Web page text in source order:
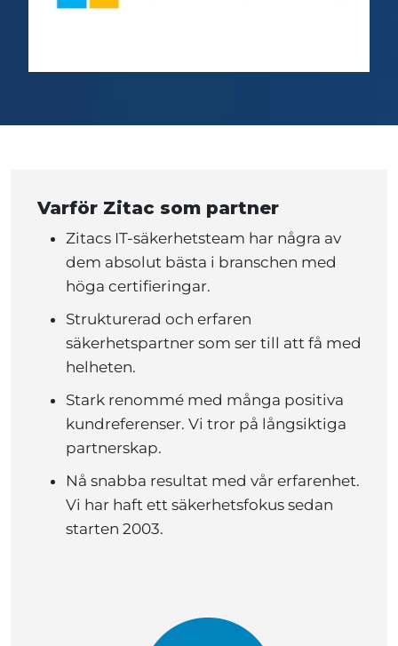
Varför Zitac som partner
Zitacs IT-säkerhetsteam har några av
dem absolut bästa i branschen med
höga certifieringar.
Strukturerad och erfaren
säkerhetspartner som ser till att få med
helheten.
Stark renommé med många positiva
kundreferenser. Vi tror på långsiktiga
partnerskap.
Nå snabba resultat med vår erfarenhet.
Vi har haft ett säkerhetsfokus sedan
starten 2003.